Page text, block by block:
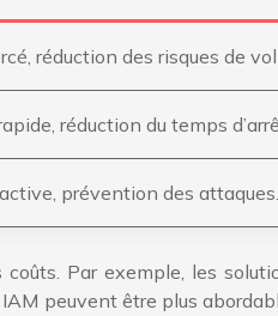
réduction des risques de
réduction du temps
prévention des attaques.
Par exemple, les
peuvent être plus